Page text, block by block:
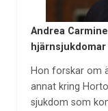
Andrea
hjärnsjukdomar
Hon forskar om
annat kring
sjukdom som